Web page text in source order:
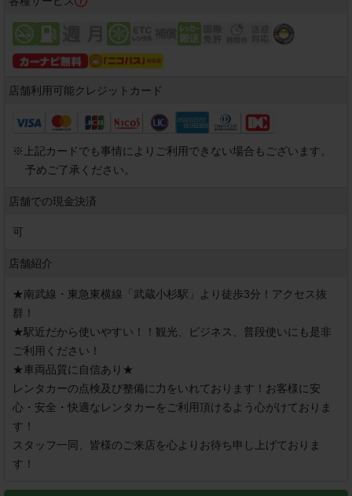
店舗利用可能クレジットカード
※
上記カードでも事情によりご利用できない場合もございます。
予めご了承ください。
店舗での現金決済
可
店舗紹介
★南武線・東急東横線「武蔵小杉駅」より徒歩3分！アクセス抜
群！
★駅近だから使いやすい！！観光、ビジネス、普段使いにも是非
ご利用ください！
★車両品質に自信あり★
レンタカーの点検及び整備に力をいれております！お客様に安
心・安全・快適なレンタカーをご利用頂けるよう心がけておりま
す！
スタッフ一同、皆様のご来店を心よりお待ち申し上げておりま
す！